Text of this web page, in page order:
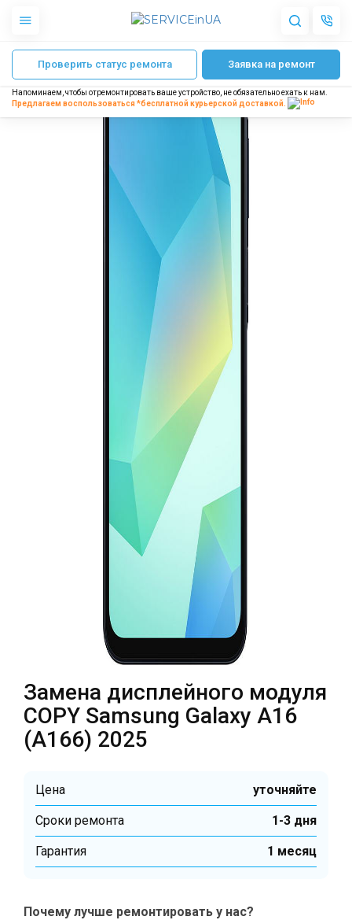
Apple
Гаджеты
Акустика
Позняки
г. Киев, ул. Анны Ахматовой, 30
г. Киев, ТЦ LAKE PLAZA, ул. Героев
г. Киев, ул. Казимира Малевича, 87
г. Киев, Комфорт Таун, ул.
Березнева, 16, корпус 3
Проверить статус ремонта Заявка на ремонт
Напоминаем, чтобы отремонтировать ваше устройство, не обязательно ехать к нам.
Предлагаем воспользоваться *бесплатнойкурьерской доставкой.
Главная Ремонт телефонов Samsung Ремонт Samsung Galaxy A16
Замена дисплейного модуля
COPY Samsung Galaxy A16
(A166) 2025
Цена уточняйте
Cроки ремонта 1-3 дня
Гарантия 1 месяц
Почему лучше ремонтировать у нас?